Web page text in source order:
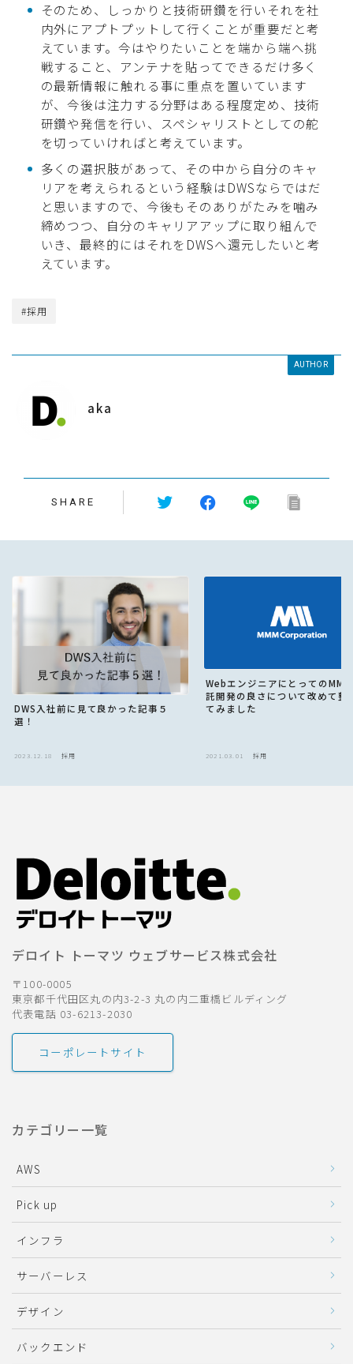
そのため、しっかりと技術研鑽を行いそれを社
内外にアプトプットして行くことが重要だと考
えています。今はやりたいことを端から端へ挑
戦すること、アンテナを貼ってできるだけ多く
の最新情報に触れる事に重点を置いています
が、今後は注力する分野はある程度定め、技術
研鑽や発信を行い、スペシャリストとしての舵
を切っていければと考えています。
多くの選択肢があって、その中から自分のキャ
リアを考えられるという経験はDWSならではだ
と思いますので、今後もそのありがたみを噛み
締めつつ、自分のキャリアアップに取り組んで
いき、最終的にはそれをDWSへ還元したいと考
えています。
#採用
AUTHOR
aka
SHARE
DWS入社前に見て良かった記事５
選！
2023.12.18 採用
Webエンジニアにとっての
託開発の良さについて改めて整
てみました
2021.03.01 採用
デロイト トーマツ ウェブサービス株式会社
〒100-0005
東京都千代田区丸の内3-2-3 丸の内二重橋ビルディング
代表電話 03-6213-2030
コーポレートサイト
カテゴリー一覧
AWS
Pick up
インフラ
サーバーレス
デザイン
バックエンド